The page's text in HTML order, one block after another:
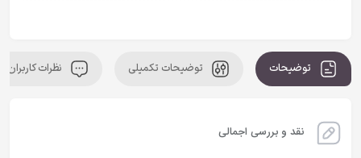
توضیحات توضیحات تکمیلی نظرات کاربران
نقد و بررسی اجمالی